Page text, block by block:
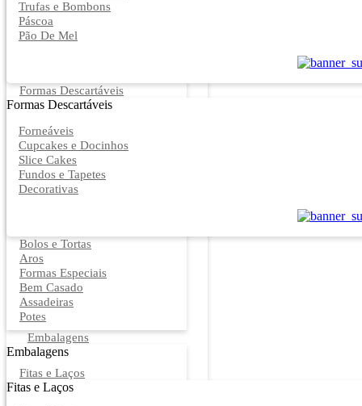
Trufas e Bombons
Páscoa
Pão De Mel
Formas Descartáveis
Formas Descartáveis
Forneáveis
Cupcakes e Docinhos
Slice Cakes
Fundos e Tapetes
Decorativas
Bolos e Tortas
Aros
Formas Especiais
Bem Casado
Assadeiras
Potes
Embalagens
Embalagens
Fitas e Laços
Fitas e Laços